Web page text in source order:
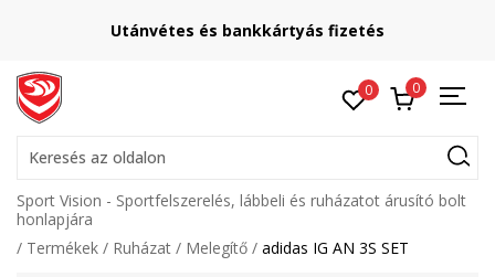
Utánvétes és bankkártyás fizetés
0 0
Keresés az oldalon
Sport Vision - Sportfelszerelés, lábbeli és ruházatot árusító bolt
honlapjára
Termékek
Ruházat Melegítő adidas IG AN 3S SET